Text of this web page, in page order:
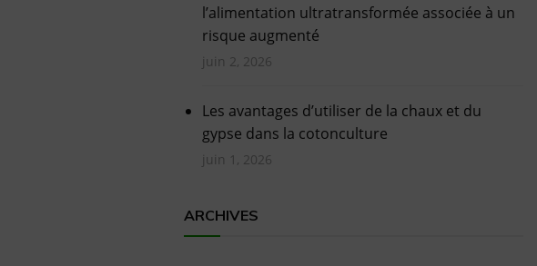
l’alimentation ultratransformée associée à un
risque augmenté
juin 2, 2026
Les avantages d’utiliser de la chaux et du
gypse dans la cotonculture
juin 1, 2026
ARCHIVES